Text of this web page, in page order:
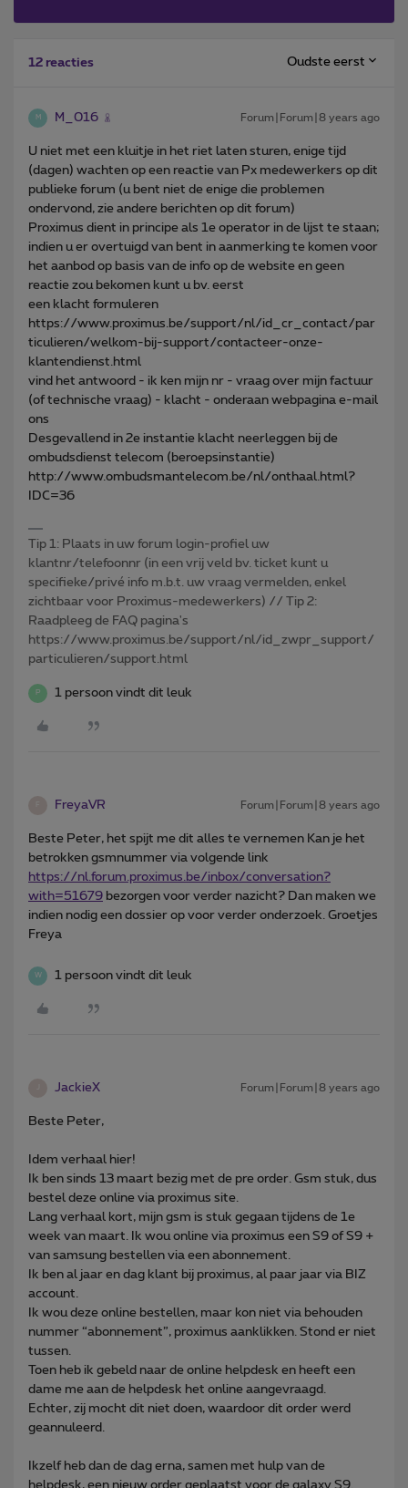
12 reacties Oudste eerst
M M_016 Forum|Forum|8 years ago
U niet met een kluitje in het riet laten sturen, enige tijd
(dagen) wachten op een reactie van Px medewerkers op dit
publieke forum (u bent niet de enige die problemen
ondervond, zie andere berichten op dit forum)
Proximus dient in principe als 1e operator in de lijst te staan;
indien u er overtuigd van bent in aanmerking te komen voor
het aanbod op basis van de info op de website en geen
reactie zou bekomen kunt u bv. eerst
een klacht formuleren
https://www.proximus.be/support/nl/id_cr_contact/par
ticulieren/welkom-bij-support/contacteer-onze-
klantendienst.html
vind het antwoord - ik ken mijn nr - vraag over mijn factuur
(of technische vraag) - klacht - onderaan webpagina e-mail
ons
Desgevallend in 2e instantie klacht neerleggen bij de
ombudsdienst telecom (beroepsinstantie)
http://www.ombudsmantelecom.be/nl/onthaal.html?
IDC=36
Tip 1: Plaats in uw forum login-profiel uw
klantnr/telefoonnr (in een vrij veld bv. ticket kunt u
specifieke/privé info m.b.t. uw vraag vermelden, enkel
zichtbaar voor Proximus-medewerkers) // Tip 2:
Raadpleeg de FAQ pagina's
https://www.proximus.be/support/nl/id_zwpr_support/
particulieren/support.html
P 1 persoon vindt dit leuk
FreyaVR Forum|Forum|8 years ago
Beste Peter, het spijt me dit alles te vernemen Kan je het
betrokken gsmnummer via volgende link
https://nl. forum.proximus.be/inbox/conversation?
with=51679 bezorgen voor verder nazicht? Dan maken we
indien nodig een dossier op voor verder onderzoek. Groetjes
Freya
W 1 persoon vindt dit leuk
JackieX Forum|Forum|8 years ago
Beste Peter,
Idem verhaal hier!
Ik ben sinds 13 maart bezig met de pre order. Gsm stuk, dus
bestel deze online via proximus site.
Lang verhaal kort, mijn gsm is stuk gegaan tijdens de 1e
week van maart. Ik wou online via proximus een S9 of S9 +
van samsung bestellen via een abonnement.
Ik ben al jaar en dag klant bij proximus, al paar jaar via BIZ
account.
Ik wou deze online bestellen, maar kon niet via behouden
nummer “abonnement”, proximus aanklikken. Stond er niet
tussen.
Toen heb ik gebeld naar de online helpdesk en heeft een
dame me aan de helpdesk het online aangevraagd.
Echter, zij mocht dit niet doen, waardoor dit order werd
geannuleerd.
Ikzelf heb dan de dag erna, samen met hulp van de
helpdesk, een nieuw order geplaatst voor de galaxy S9.